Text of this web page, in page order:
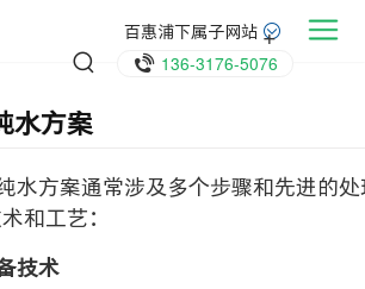
百惠浦下属子网站
136-3176-5076
水方案
方案通常涉及多个步骤和先进的处
和工艺：
技术